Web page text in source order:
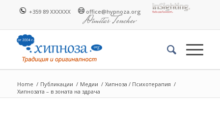
+359 89 XXXXXX office@hypnoza.org
Home / Публикации / Медии / Хипноза / Психотерапия /
Хипнозата – в зоната на здрача